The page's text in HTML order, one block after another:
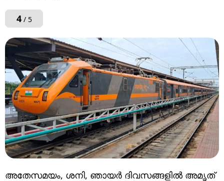
4/ 5
അതേസമയം, ശനി, ഞായര്‍ ദിവസങ്ങളില്‍ അമൃത്